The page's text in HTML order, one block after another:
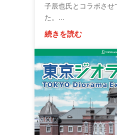
子辰也氏とコラボさせ
た。...
続きを読む